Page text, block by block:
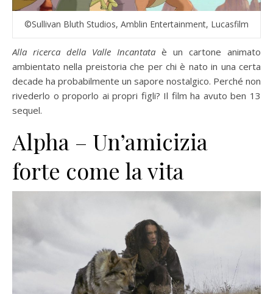
©Sullivan Bluth Studios, Amblin Entertainment, Lucasfilm
Alla ricerca della Valle Incantata è un cartone animato
ambientato nella preistoria che per chi è nato in una certa
decade ha probabilmente un sapore nostalgico. Perché non
rivederlo o proporlo ai propri figli? Il film ha avuto ben 13
sequel.
Alpha – Un’amicizia
forte come la vita